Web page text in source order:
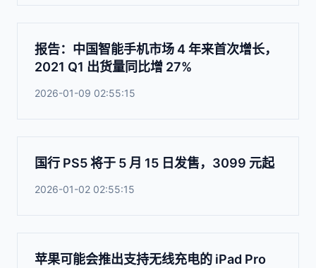
报告：中国智能手机市场 4 年来首次增长，
2021 Q1 出货量同比增 27%
2026-01-09 02:55:15
国行 PS5 将于 5 月 15 日发售，3099 元起
2026-01-02 02:55:15
苹果可能会推出支持无线充电的 iPad Pro